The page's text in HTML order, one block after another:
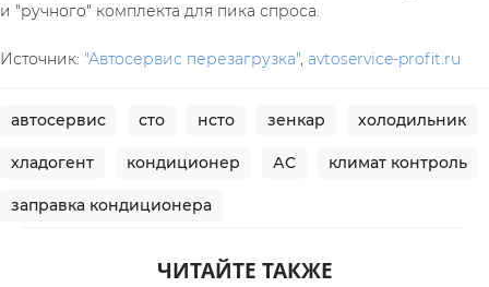
и "ручного" комплекта для пика спроса.
Источник: "Автосервис перезагрузка", avtoservice-profit.ru
автосервис сто нсто зенкар холодильник
хладогент кондиционер АС климат контроль
заправка кондиционера
ЧИТАЙТЕ ТАКЖЕ